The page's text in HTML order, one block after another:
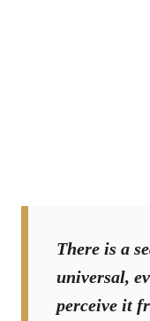
There is a
universal,
perceive it